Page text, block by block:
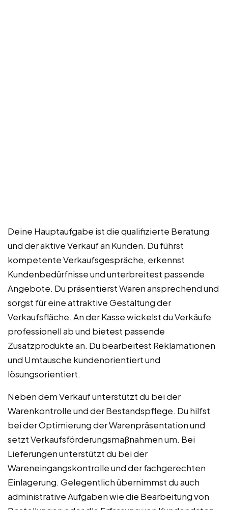
Deine Hauptaufgabe ist die qualifizierte Beratung
und der aktive Verkauf an Kunden. Du führst
kompetente Verkaufsgespräche, erkennst
Kundenbedürfnisse und unterbreitest passende
Angebote. Du präsentierst Waren ansprechend und
sorgst für eine attraktive Gestaltung der
Verkaufsfläche. An der Kasse wickelst du Verkäufe
professionell ab und bietest passende
Zusatzprodukte an. Du bearbeitest Reklamationen
und Umtausche kundenorientiert und
lösungsorientiert.
Neben dem Verkauf unterstützt du bei der
Warenkontrolle und der Bestandspflege. Du hilfst
bei der Optimierung der Warenpräsentation und
setzt Verkaufsförderungsmaßnahmen um. Bei
Lieferungen unterstützt du bei der
Wareneingangskontrolle und der fachgerechten
Einlagerung. Gelegentlich übernimmst du auch
administrative Aufgaben wie die Bearbeitung von